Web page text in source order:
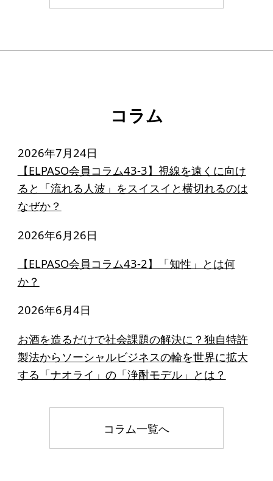
コラム
2026年7月24日
【ELPASO会員コラム43-3】視線を遠くに向け
ると「流れる人波」をスイスイと横切れるのは
なぜか？
2026年6月26日
【ELPASO会員コラム43-2】「知性」とは何
か？
2026年6月4日
お酒を造るだけで社会課題の解決に？独自特許
製法からソーシャルビジネスの輪を世界に拡大
する「ナオライ」の「浄酎モデル」とは？
コラム一覧へ